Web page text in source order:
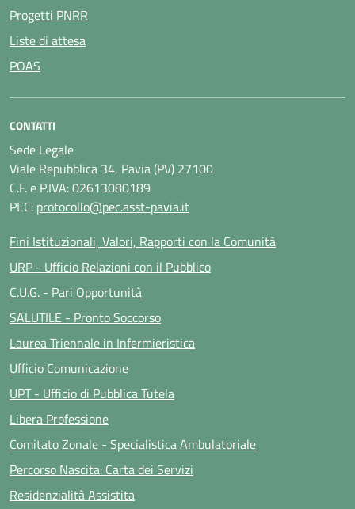
Progetti PNRR
Liste di attesa
POAS
CONTATTI
Sede Legale
Viale Repubblica 34, Pavia (PV) 27100
C.F. e P.IVA: 02613080189
PEC: protocollo@pec.asst-pavia.it
Fini Istituzionali, Valori, Rapporti con la Comunità
URP - Ufficio Relazioni con il Pubblico
C.U.G. - Pari Opportunità
SALUTILE - Pronto Soccorso
Laurea Triennale in Infermieristica
Ufficio Comunicazione
UPT - Ufficio di Pubblica Tutela
Libera Professione
Comitato Zonale - Specialistica Ambulatoriale
Percorso Nascita: Carta dei Servizi
Residenzialità Assistita